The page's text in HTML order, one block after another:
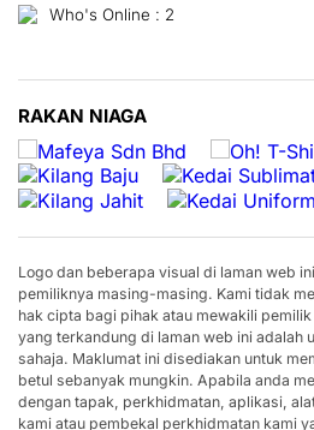
Who's Online : 2
RAKAN NIAGA
Logo dan beberapa visual di laman web
pemiliknya masing-masing. Kami tidak
hak cipta bagi pihak atau mewakili
yang terkandung di laman web ini adalah
sahaja. Maklumat ini disediakan untuk
betul sebanyak mungkin. Apabila anda
dengan tapak, perkhidmatan, aplikasi,
kami atau pembekal perkhidmatan kami